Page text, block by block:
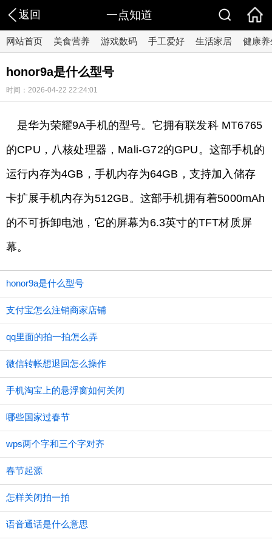
返回 一点知道
网站首页 美食营养 游戏数码 手工爱好 生活家居 健康养
honor9a是什么型号
时间：2026-04-22 22:24:01
是华为荣耀9A手机的型号。它拥有联发科 MT6765
的CPU，八核处理器，Mali-G72的GPU。这部手机的
运行内存为4GB，手机内存为64GB，支持加入储存
卡扩展手机内存为512GB。这部手机拥有着5000mAh
的不可拆卸电池，它的屏幕为6.3英寸的TFT材质屏
幕。
honor9a是什么型号
支付宝怎么注销商家店铺
qq里面的拍一拍怎么弄
微信转帐想退回怎么操作
手机淘宝上的悬浮窗如何关闭
哪些国家过春节
wps两个字和三个字对齐
春节起源
怎样关闭拍一拍
语音通话是什么意思